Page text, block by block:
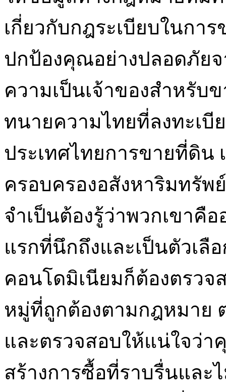
เกี่ยวกับกฎระเบียบในกา
ปกป้องคุณอย่างปลอดภัย
ความเป็นเจ้าของสำหรับ
ทนายความไทยที่ลงทะเ
ประเทศไทยการขายที่ดิน
ครอบครองอสังหาริมทรัพ
จำเป็นต้องรู้ว่าพวกเขาคื
แรกที่นึกถึงและเป็นตัวเลื
คอนโดมิเนียมก็ต้องตรว
หมู่ที่ถูกต้องตามกฎหมาย
และตรวจสอบให้แน่ใจว่
สร้างการซื้อที่ราบรื่นและ